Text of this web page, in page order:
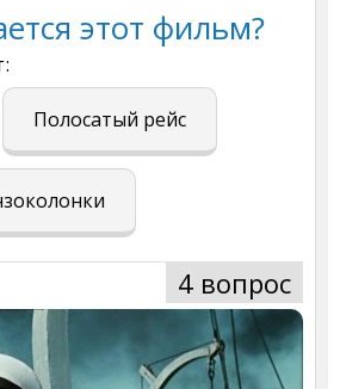
этот фильм?
Полосатый рейс
4 вопрос